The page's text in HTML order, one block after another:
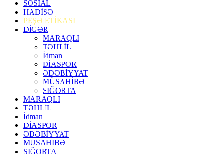
SOSİAL
HADİSƏ
PEŞƏ ETİKASI
DİGƏR
MARAQLI
TƏHLİL
İdman
DİASPOR
ƏDƏBİYYAT
MÜSAHİBƏ
SIĞORTA
MARAQLI
TƏHLİL
İdman
DİASPOR
ƏDƏBİYYAT
MÜSAHİBƏ
SIĞORTA